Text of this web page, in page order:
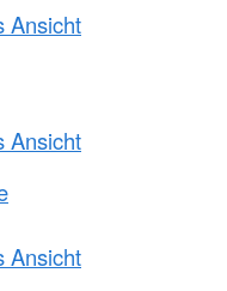
Ansicht
Ansicht
Ansicht